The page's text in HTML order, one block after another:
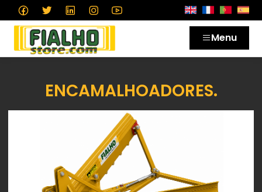
Menu
ENCAMALHOADORES.